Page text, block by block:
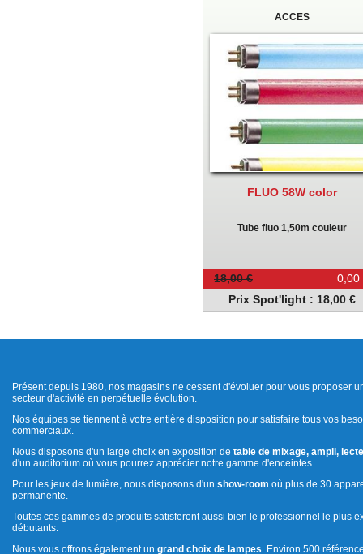
ACCES
FLUO 58W color
Tube fluo 1,50m couleur
0,00
18,00 €
Prix Spot'light : 18,00 €
Présent depuis 1980, nos magasins ne cessent d'évoluer pour vous proposer
secteur d'activité en perpétuelle évolution.
Nos équipes se tiennent à votre entière disposition pour satisfaire tous vos
commerciaux.
Nous disposons d'un large choix en exposition de table de mixage, ampli,
d'un auditorium où vous pourrez apprécier notre gamme d'enceintes.
Pour les jeux de lumière, nous disposons d'un show-room où plus de 30
permanente.
Toutes ces gammes de produits satisferont aussi bien le professionnel le plus
débutants.
Nous vous offrons également un grand choix de lampes . Environ 500